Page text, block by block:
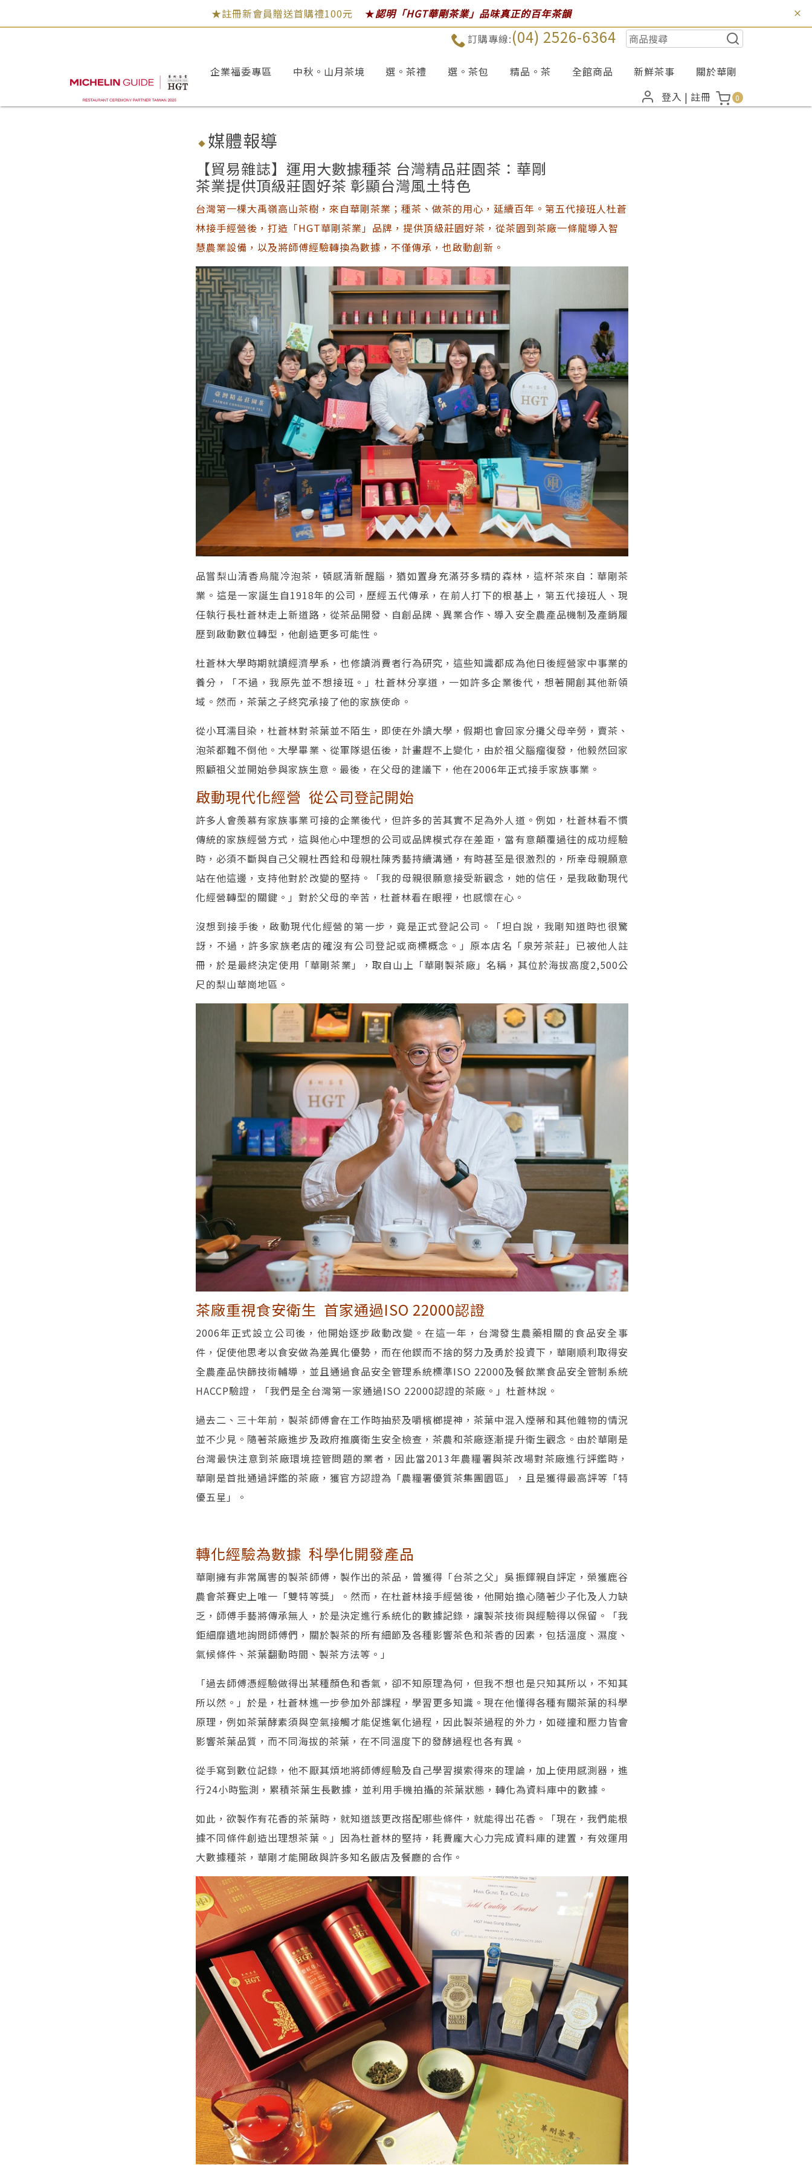
★註冊新會員贈送首購禮100元 ★認明「HGT華剛茶業」品味真正的百年茶韻
訂購專線:(04) 2526-6364
企業福委專區 中秋。山月茶境 選。茶禮 選。茶包 精品。茶 全館商品 新鮮茶事
關於華剛
登入 | 註冊 0
媒體報導
【貿易雜誌】運用大數據種茶 台灣精品莊園茶：華剛
茶業提供頂級莊園好茶 彰顯台灣風土特色
台灣第一棵大禹嶺高山茶樹，來自華剛茶業；種茶、做茶的用心，延續百年。第五代接班人杜蒼
林接手經營後， 打造「HGT華剛茶業」品牌，提供頂級莊園好茶，從茶園到茶廠一條龍導入智
慧農業設備，以及將師傅經驗轉換為數據，不僅傳承，也啟動創新。
品嘗梨山清香烏龍冷泡茶，頓感清新醒腦，猶如置身充滿芬多精的森林，這杯茶來自：華剛茶
業。這是一家誕生自1918年的公司，歷經五代傳承，在前人打下的根基上，第五代接班人、現
任執行長杜蒼林走上新道路，從茶品開發、自創品牌、異業合作、導入安全農產品機制及產銷履
歷到啟動數位轉型，他創造更多可能性。
杜蒼林大學時期就讀經濟學系，也修讀消費者行為研究，這些知識都成為他日後經營家中事業的
養分，「不過，我原先並不想接班。」杜蒼林分享道，一如許多企業後代，想著開創其他新領
域。然而，茶葉之子終究承接了他的家族使命。
從小耳濡目染，杜蒼林對茶葉並不陌生，即使在外讀大學，假期也會回家分攤父母辛勞，賣茶、
泡茶都難不倒他。大學畢業、從軍隊退伍後，計畫趕不上變化，由於祖父腦瘤復發，他毅然回家
照顧祖父並開始參與家族生意。最後，在父母的建議下，他在2006年正式接手家族事業。
啟動現代化經營 從公司登記開始
許多人會羨慕有家族事業可接的企業後代，但許多的苦其實不足為外人道。例如，杜蒼林看不慣
傳統的家族經營方式，這與他心中理想的公司或品牌模式存在差距，當有意顛覆過往的成功經驗
時，必須不斷與自己父親杜西銓和母親杜陳秀藝持續溝通，有時甚至是很激烈的，所幸母親願意
站在他這邊，支持他對於改變的堅持。「我的母親很願意接受新觀念，她的信任，是我啟動現代
化經營轉型的關鍵。」對於父母的辛苦，杜蒼林看在眼裡，也感懷在心。
沒想到接手後，啟動現代化經營的第一步，竟是正式登記公司。「坦白說，我剛知道時也很驚
訝，不過，許多家族老店的確沒有公司登記或商標概念。」原本店名「泉芳茶莊」已被他人註
冊，於是最終決定使用「華剛茶業」，取自山上「華剛製茶廠」名稱，其位於海拔高度2,500公
尺的梨山華崗地區。
茶廠重視食安衛生 首家通過ISO 22000認證
2006年正式設立公司後，他開始逐步啟動改變。在這一年，台灣發生農藥相關的食品安全事
件，促使他思考以食安做為差異化優勢，而在他鍥而不捨的努力及勇於投資下，華剛順利取得安
全農產品快篩技術輔導，並且通過食品安全管理系統標準ISO 22000及餐飲業食品安全管制系統
HACCP驗證，「我們是全台灣第一家通過ISO 22000認證的茶廠。」杜蒼林說。
過去二、三十年前，製茶師傅會在工作時抽菸及嚼檳榔提神，茶葉中混入煙蒂和其他雜物的情況
並不少見。隨著茶廠進步及政府推廣衛生安全檢查，茶農和茶廠逐漸提升衛生觀念。由於華剛是
台灣最快注意到茶廠環境控管問題的業者，因此當2013年農糧署與茶改場對茶廠進行評鑑時，
華剛是首批通過評鑑的茶廠，獲官方認證為「農糧署優質茶集團園區」，且是獲得最高評等「特
優五星」。
轉化經驗為數據 科學化開發產品
華剛擁有非常厲害的製茶師傅，製作出的茶品，曾獲得「台茶之父」吳振鐸親自評定，榮獲鹿谷
農會茶賽史上唯一「雙特等獎」。然而，在杜蒼林接手經營後，他開始擔心隨著少子化及人力缺
乏，師傅手藝將傳承無人，於是決定進行系統化的數據記錄，讓製茶技術與經驗得以保留。「我
鉅細靡遺地詢問師傅們，關於製茶的所有細節及各種影響茶色和茶香的因素，包括溫度、濕度、
氣候條件、茶葉翻動時間、製茶方法等。」
「過去師傅憑經驗做得出某種顏色和香氣，卻不知原理為何，但我不想也是只知其所以，不知其
所以然。」於是，杜蒼林進一步參加外部課程，學習更多知識。現在他懂得各種有關茶葉的科學
原理，例如茶葉酵素須與空氣接觸才能促進氧化過程，因此製茶過程的外力，如碰撞和壓力皆會
影響茶葉品質，而不同海拔的茶葉，在不同溫度下的發酵過程也各有異。
從手寫到數位記錄，他不厭其煩地將師傅經驗及自己學習摸索得來的理論，加上使用感測器，進
行24小時監測，累積茶葉生長數據，並利用手機拍攝的茶葉狀態，轉化為資料庫中的數據。
如此，欲製作有花香的茶葉時，就知道該更改搭配哪些條件，就能得出花香。「現在，我們能根
據不同條件創造出理想茶葉。」因為杜蒼林的堅持，耗費龐大心力完成資料庫的建置，有效運用
大數據種茶，華剛才能開啟與許多知名飯店及餐廳的合作。